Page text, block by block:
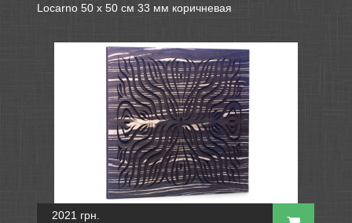
Locarno 50 х 50 см 33 мм коричневая
2021 грн.